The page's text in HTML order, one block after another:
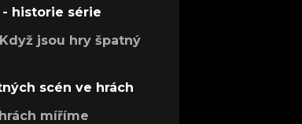
- historie série
jsou hry špatný
scén ve hrách
míříme